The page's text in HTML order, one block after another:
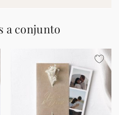
a conjunto